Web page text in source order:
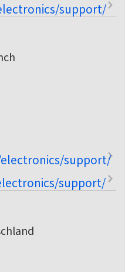
support/
support/
support/